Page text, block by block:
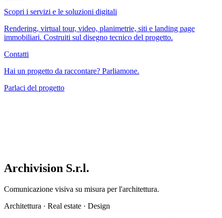
Scopri i servizi e le soluzioni digitali
Rendering, virtual tour, video, planimetrie, siti e landing page
immobiliari. Costruiti sul disegno tecnico del progetto.
Contatti
Hai un progetto da raccontare? Parliamone.
Parlaci del progetto
Archivision S.r.l.
Comunicazione visiva su misura per l'architettura.
Architettura · Real estate · Design